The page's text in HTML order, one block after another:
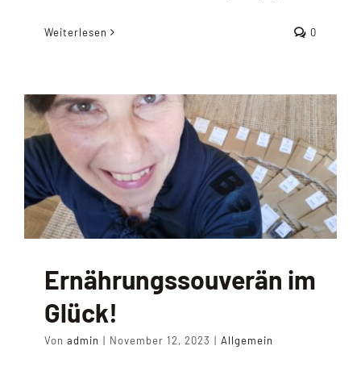
Weiterlesen 0
Ernährungssouverän im
Glück!
Von admin | November 12, 2023 | Allgemein